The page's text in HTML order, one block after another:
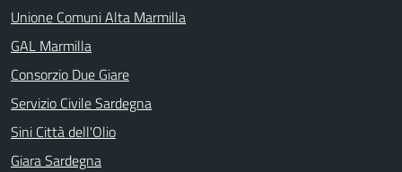
Unione Comuni Alta Marmilla
GAL Marmilla
Consorzio Due Giare
Servizio Civile Sardegna
Sini Città dell'Olio
Giara Sardegna